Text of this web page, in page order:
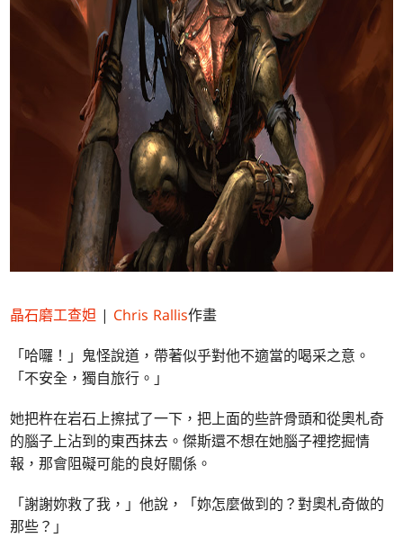
晶石磨工查妲 | Chris Rallis作畫
「哈囉！」鬼怪說道，帶著似乎對他不適當的喝采之意。
「不安全，獨自旅行。」
她把杵在岩石上擦拭了一下，把上面的些許骨頭和從奧札奇
的腦子上沾到的東西抹去。傑斯還不想在她腦子裡挖掘情
報，那會阻礙可能的良好關係。
「謝謝妳救了我，」他說，「妳怎麼做到的？對奧札奇做的
那些？」